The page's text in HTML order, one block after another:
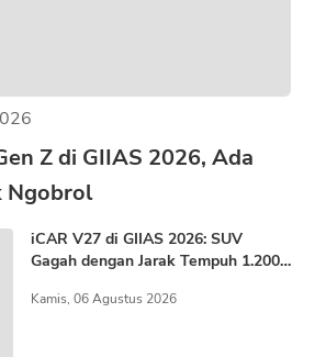
Z di GIIAS 2026, Ada
Ngobrol
iCAR V27 di GIIAS 2026: SUV
Gagah dengan Jarak Tempuh 1.200
Kamis, 06 Agustus 2026